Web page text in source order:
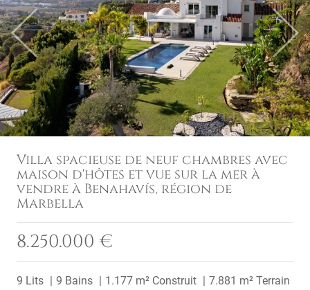
Previous Next
Villa spacieuse de neuf chambres avec
maison d'hôtes et vue sur la mer à
vendre à Benahavís, région de
Marbella
8.250.000 €
9 Lits 9 Bains 1.177 m² Construit 7.881 m² Terrain